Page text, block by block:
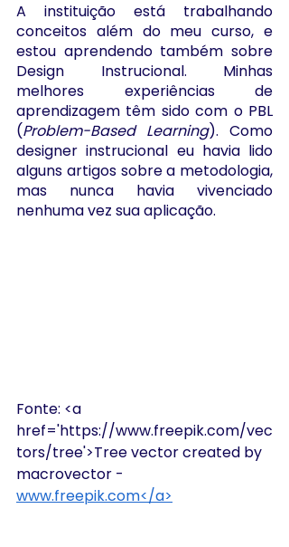
A instituição está trabalhando
conceitos além do meu curso, e
estou aprendendo também sobre
Design Instrucional. Minhas
melhores experiências de
aprendizagem têm sido com o PBL
(Problem-Based Learning). Como
designer instrucional eu havia lido
alguns artigos sobre a metodologia,
mas nunca havia vivenciado
nenhuma vez sua aplicação.
Fonte: <a
href='https://www.freepik.com/vec
tors/tree'>Tree vector created by
macrovector -
www.freepik.com</a>